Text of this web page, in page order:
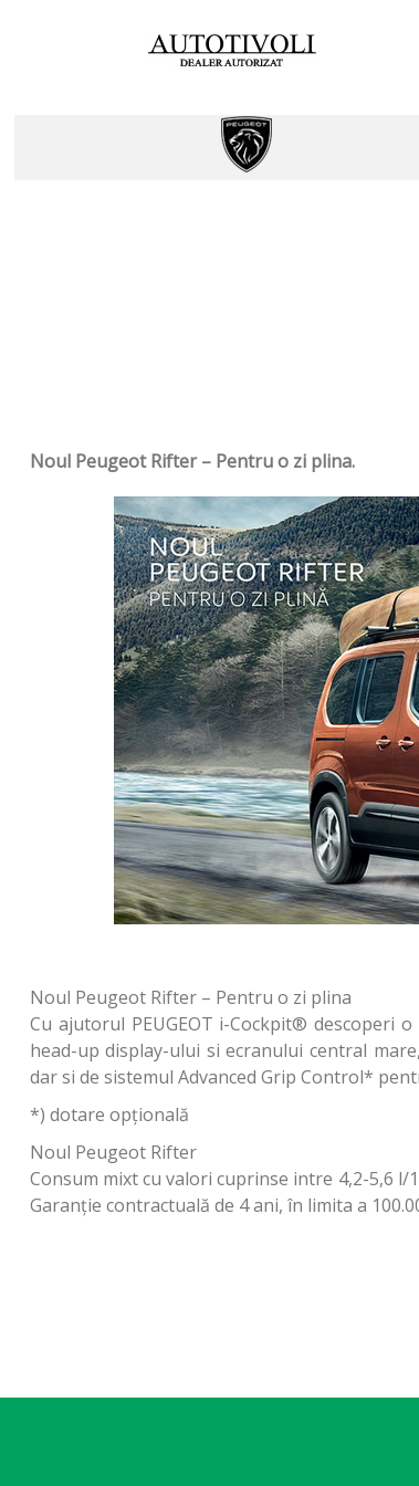
Noul Peugeot Rifter – Pentru o zi plina.
Noul Peugeot Rifter – Pentru o zi plina
Cu ajutorul PEUGEOT i-Cockpit® descoperi
head-up display-ului si ecranului central
dar si de sistemul Advanced Grip Control*
*) dotare opțională
Noul Peugeot Rifter
Consum mixt cu valori cuprinse intre 4,2-5,6 l/
Garanţie contractuală de 4 ani, în limita a